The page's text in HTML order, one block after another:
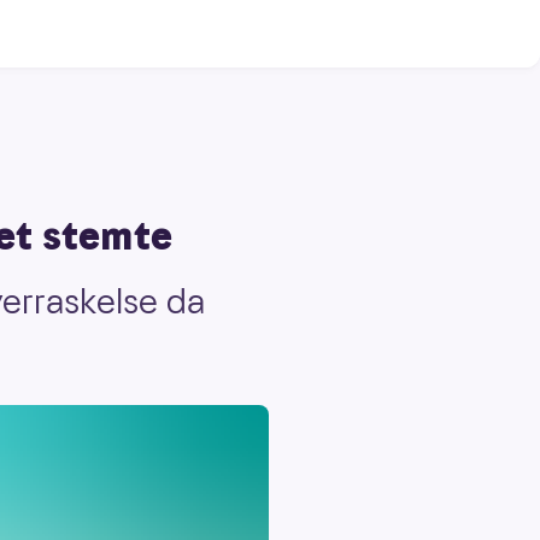
stemte
da